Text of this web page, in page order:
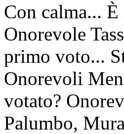
Con calma...
Onorevole
primo voto...
Onorevoli
votato?
Palumbo,